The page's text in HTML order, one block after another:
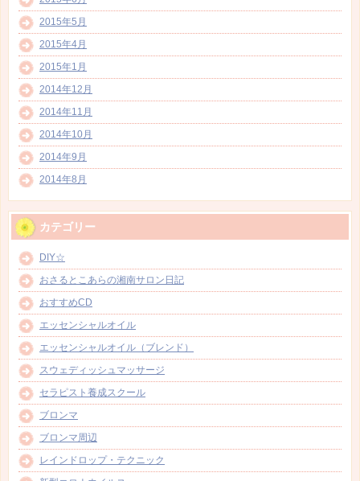
2015年5月
2015年4月
2015年1月
2014年12月
2014年11月
2014年10月
2014年9月
2014年8月
カテゴリー
DIY☆
おさるとこあらの湘南サロン日記
おすすめCD
エッセンシャルオイル
エッセンシャルオイル（ブレンド）
スウェディッシュマッサージ
セラピスト養成スクール
ブロンマ
ブロンマ周辺
レインドロップ・テクニック